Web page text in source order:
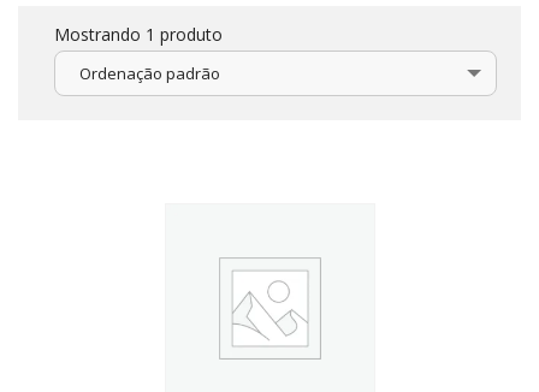
Mostrando 1 produto
Ordenação padrão